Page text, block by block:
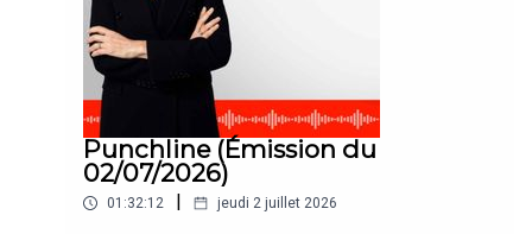
Punchline (Émission du
02/07/2026)
01:32:12 jeudi 2 juillet 2026